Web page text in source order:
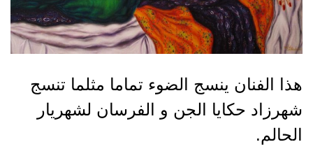
هذا الفنان ينسج الضوء تماما مثلما تنسج
شهرزاد حكايا الجن و الفرسان لشهريار
الحالم.